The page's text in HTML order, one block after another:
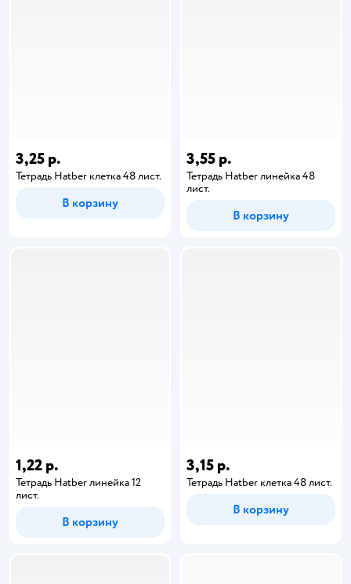
3,25 р.
Тетрадь Hatber клетка 48 лист.
В корзину
3,55 р.
Тетрадь Hatber линейка 48
лист.
В корзину
1,22 р.
Тетрадь Hatber линейка 12
лист.
В корзину
3,15 р.
Тетрадь Hatber клетка 48 лист.
В корзину